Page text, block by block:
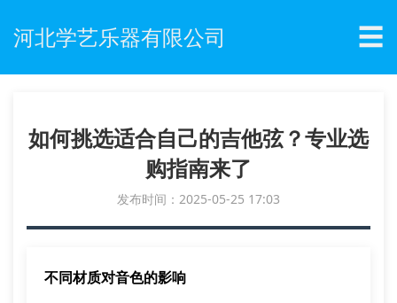
河北学艺乐器有限公司 ☰
如何挑选适合自己的吉他弦？专业选
购指南来了
发布时间：2025-05-25 17:03
不同材质对音色的影响